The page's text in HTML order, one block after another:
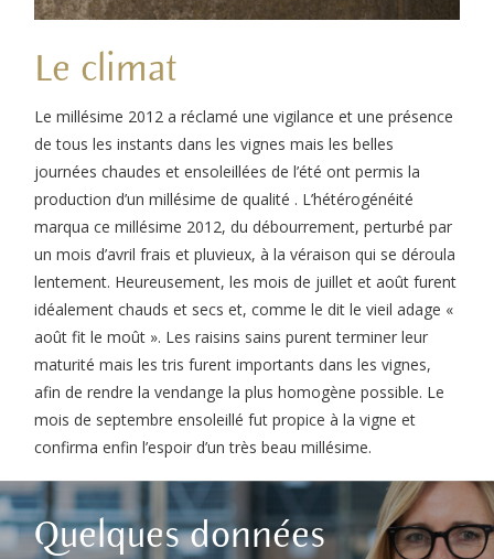
Le climat
Le millésime 2012 a réclamé une vigilance et une présence
de tous les instants dans les vignes mais les belles
journées chaudes et ensoleillées de l’été ont permis la
production d’un millésime de qualité . L’hétérogénéité
marqua ce millésime 2012, du débourrement, perturbé par
un mois d’avril frais et pluvieux, à la véraison qui se déroula
lentement. Heureusement, les mois de juillet et août furent
idéalement chauds et secs et, comme le dit le vieil adage «
août fit le moût ». Les raisins sains purent terminer leur
maturité mais les tris furent importants dans les vignes,
afin de rendre la vendange la plus homogène possible. Le
mois de septembre ensoleillé fut propice à la vigne et
confirma enfin l’espoir d’un très beau millésime.
Quelques données